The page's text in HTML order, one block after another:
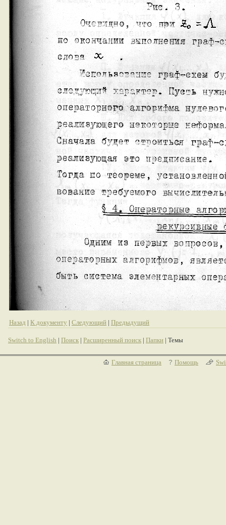
Назад | К документу | Следующий | Предыдущий
Switch to English | Поиск | Расширенный поиск | Папки | Темы
Главная страница Помощь